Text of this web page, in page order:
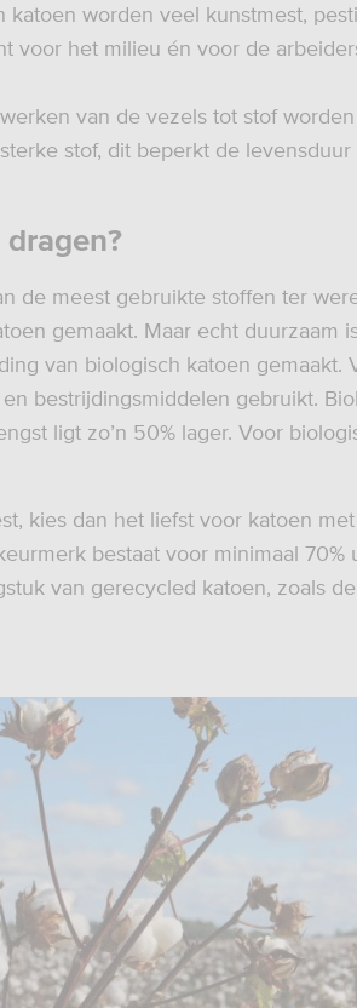
katoen worden veel kunstmest,
voor het milieu én voor de
van de vezels tot stof
stof, dit beperkt de
de meest gebruikte stoffen ter
gemaakt. Maar echt duurzaam
van biologisch katoen gemaakt.
bestrijdingsmiddelen gebruikt.
ligt zo’n 50% lager. Voor
kies dan het liefst voor katoen
bestaat voor minimaal 70%
van gerecycled katoen, zoals